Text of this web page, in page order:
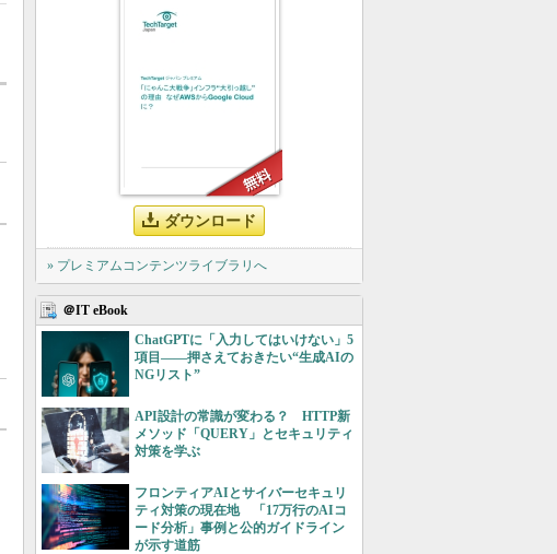
ダウンロード
» プレミアムコンテンツライブラリへ
＠IT eBook
ChatGPTに「入力してはいけない」5
項目――押さえておきたい“生成AIの
NGリスト”
API設計の常識が変わる？ HTTP新
メソッド「QUERY」とセキュリティ
対策を学ぶ
フロンティアAIとサイバーセキュリ
ティ対策の現在地 「17万行のAIコ
ード分析」事例と公的ガイドライン
が示す道筋